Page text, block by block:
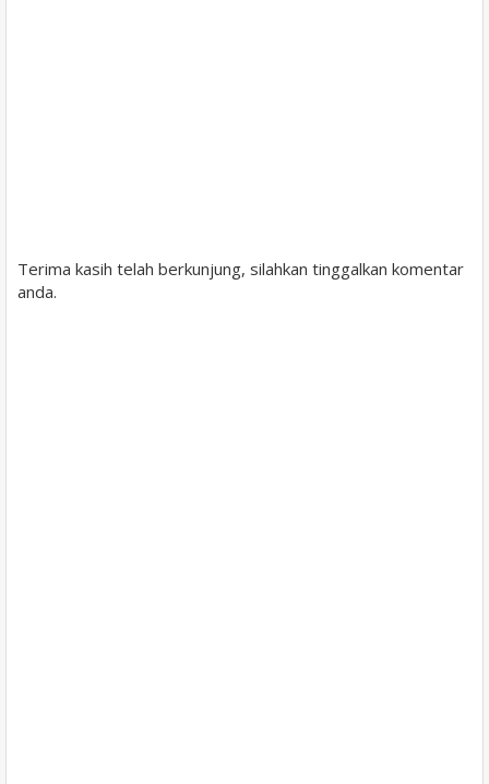
Terima kasih telah berkunjung, silahkan tinggalkan komentar
anda.